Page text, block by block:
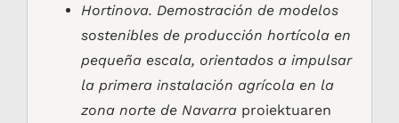
Hortinova. Demostración de modelos
sostenibles de producción hortícola en
pequeña escala, orientados a impulsar
la primera instalación agrícola en la
zona norte de Navarraproiektuaren